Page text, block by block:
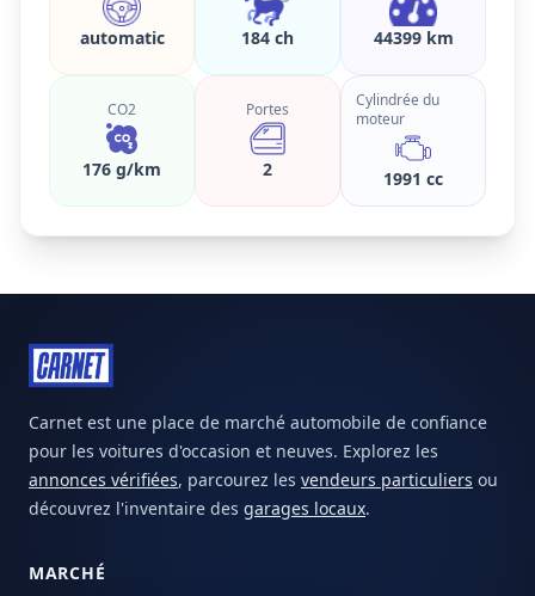
automatic 184 ch 44399 km
CO2
176 g/km
Portes
2
Cylindrée du
moteur
1991 cc
Carnet est une place de marché automobile de confiance
pour les voitures d'occasion et neuves. Explorez les
annonces vérifiées, parcourez les vendeurs particuliers ou
découvrez l'inventaire des garages locaux.
MARCHÉ